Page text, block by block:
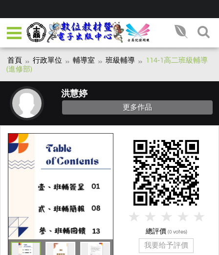
首頁 行政單位 輔導室 班級輔導
114-1高二班級輔導
(進修部)
洪慧婷
更多作品
總評價 (0 votes)
我要给予評價